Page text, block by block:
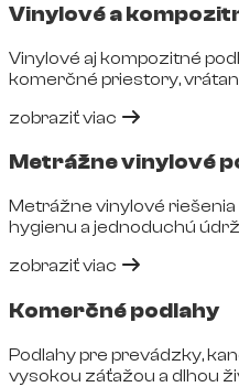
Vinylové a
Vinylové aj kompozitné
komerčné priestory,
zobraziť viac
Metrážne vinylové
Metrážne vinylové
hygienu a jednoduchú
zobraziť viac
Komerčné podlahy
Podlahy pre prevádzky,
vysokou záťažou a dlhou